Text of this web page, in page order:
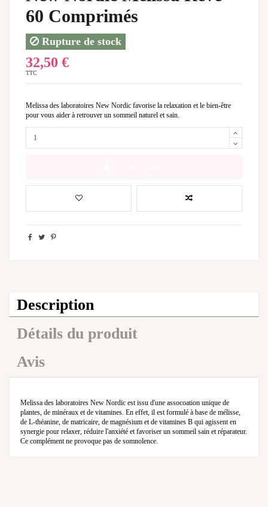
60 Comprimés
Rupture de stock
32,50 €
TTC
Melissa des laboratoires New Nordic favorise la relaxation et le bien-être
pour vous aider à retrouver un sommeil naturel et sain.
Description
Détails du produit
Avis
Melissa des laboratoires New Nordic est issu d'une assocoation unique de
plantes, de minéraux et de vitamines. En effet, il est formulé à base de mélisse,
de L-théanine, de matricaire, de magnésium et de vitamines B qui agissent en
synergie pour relaxer, réduire l'anxiété et favoriser un sommeil sain et réparateur.
Ce complément ne provoque pas de somnolence.